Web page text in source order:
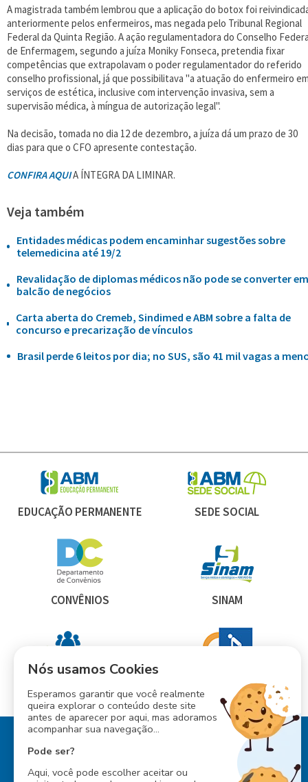
A magistrada também lembrou que a aplicação do botox foi
anteriormente pelos enfermeiros, mas negada pelo Tribunal Regional
Federal da Quinta Região. A ação regulamentadora do Conselho
de Enfermagem, segundo a juíza Moniky Fonseca, pretendia fixar
competências que extrapolavam o poder regulamentador do referido
conselho profissional, já que possibilitava "a atuação do enfermeiro
serviços de estética, inclusive com intervenção invasiva, sem a
supervisão médica, à míngua de autorização legal".
Na decisão, tomada no dia 12 de dezembro, a juíza dá um prazo de 30
dias para que o CFO apresente contestação.
CONFIRA AQUIA ÍNTEGRA DA LIMINAR.
Veja também
Entidades médicas podem encaminhar sugestões sobre
telemedicina até 19/2
Revalidação de diplomas médicos não pode se converter em
balcão de negócios
Carta aberta do Cremeb, Sindimed e ABM sobre a falta de
concurso e precarização de vínculos
Brasil perde 6 leitos por dia; no SUS, são 41 mil vagas a
EDUCAÇÃO PERMANENTE SEDE SOCIAL
CONVÊNIOS SINAM
CONSÓRCIO ABM
Nós usamos Cookies
Esperamos garantir que você realmente
queira explorar o conteúdo deste site
antes de aparecer por aqui, mas adoramos
acompanhar sua navegação...
Pode ser?
Aqui, você pode escolher aceitar ou